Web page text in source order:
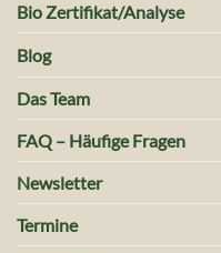
Bio Zertifikat/Analyse
Blog
Das Team
FAQ – Häufige Fragen
Newsletter
Termine